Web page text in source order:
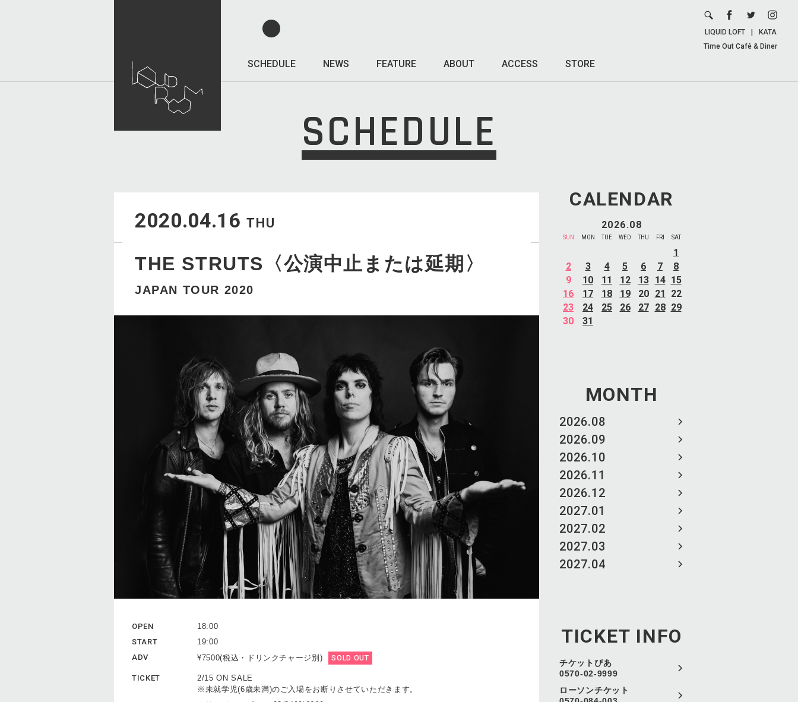
SCHEDULE NEWS FEATURE ABOUT ACCESS STORE
LIQUID LOFT
KATA
Time Out Café & Diner
SCHEDULE
CALENDAR
2026.08
SUN MON TUE WED THU FRI SAT
1
2
3 4 5 6 7
8
9
10 11 12 13 14 15
16
17 18 19 20 21
22
23
24 25 26 27 28 29
30
31
MONTH
2026.08
2026.09
2026.10
2026.11
2026.12
2027.01
2027.02
2027.03
2027.04
TICKET INFO
チケットぴあ
0570-02-9999
ローソンチケット
2020.04.16 THU
THE STRUTS〈公演中止または延期〉
JAPAN TOUR 2020
OPEN
18:00
START
19:00
ADV
¥7500(税込・ドリンクチャージ別) SOLD OUT
TICKET
2/15 ON SALE
※未就学児(6歳未満)のご入場をお断りさせていただきます。